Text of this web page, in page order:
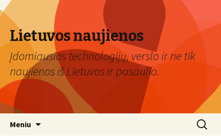
Lietuvos naujienos
Įdomiausios technologijų, verslo ir ne tik
naujienos iš Lietuvos ir pasaulio.
Meniu Ieškoti: